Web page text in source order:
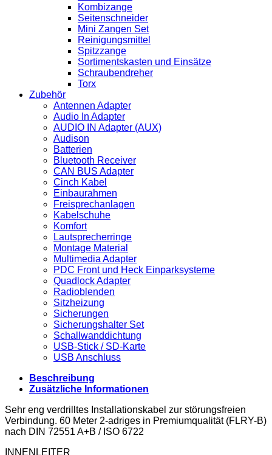
Kombizange
Seitenschneider
Mini Zangen Set
Reinigungsmittel
Spitzzange
Sortimentskasten und Einsätze
Schraubendreher
Torx
Zubehör
Antennen Adapter
Audio In Adapter
AUDIO IN Adapter (AUX)
Audison
Batterien
Bluetooth Receiver
CAN BUS Adapter
Cinch Kabel
Einbaurahmen
Freisprechanlagen
Kabelschuhe
Komfort
Lautsprecherringe
Montage Material
Multimedia Adapter
PDC Front und Heck Einparksysteme
Quadlock Adapter
Radioblenden
Sitzheizung
Sicherungen
Sicherungshalter Set
Schallwanddichtung
USB-Stick / SD-Karte
USB Anschluss
Beschreibung
Zusätzliche Informationen
Sehr eng verdrilltes Installationskabel zur störungsfreien
Verbindung. 60 Meter 2-adriges in Premiumqualität (FLRY-B)
nach DIN 72551 A+B / ISO 6722
INNENLEITER